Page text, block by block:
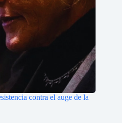
contra el auge de la